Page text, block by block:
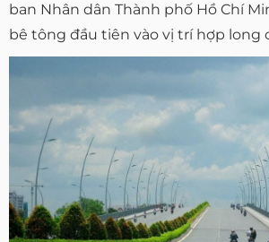
ban Nhân dân Thành phố Hồ Chí
bê tông đầu tiên vào vị trí hợp long